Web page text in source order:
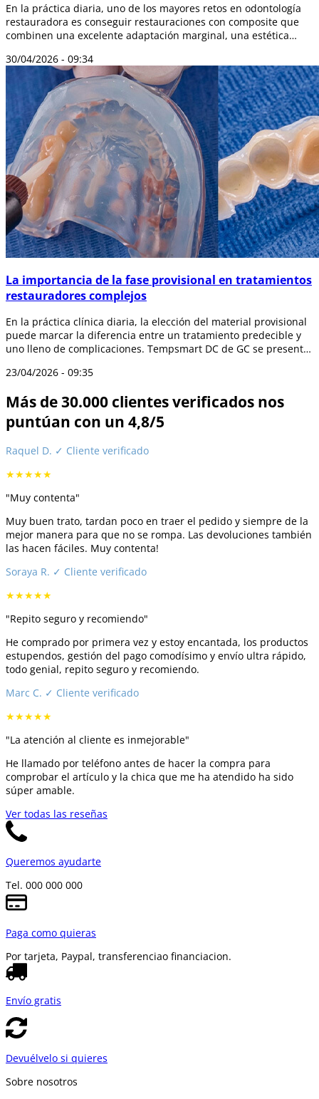
En la práctica diaria, uno de los mayores retos en odontología
restauradora es conseguir restauraciones con composite que
combinen una excelente adaptación marginal, una estética
30/04/2026 - 09:34
La importancia de la fase provisional en tratamientos
restauradores complejos
En la práctica clínica diaria, la elección del material provisional
puede marcar la diferencia entre un tratamiento predecible y
uno lleno de complicaciones. Tempsmart DC de GC se presenta
23/04/2026 - 09:35
Más de 30.000 clientes verificados nos
puntúan con un 4,8/5
Raquel D. ✓ Cliente verificado
★★★★★
"Muy contenta"
Muy buen trato, tardan poco en traer el pedido y siempre de la
mejor manera para que no se rompa. Las devoluciones también
las hacen fáciles. Muy contenta!
Soraya R. ✓ Cliente verificado
★★★★★
"Repito seguro y recomiendo"
He comprado por primera vez y estoy encantada, los productos
estupendos, gestión del pago comodísimo y envío ultra rápido,
todo genial, repito seguro y recomiendo.
Marc C. ✓ Cliente verificado
★★★★★
"La atención al cliente es inmejorable"
He llamado por teléfono antes de hacer la compra para
comprobar el artículo y la chica que me ha atendido ha sido
súper amable.
Ver todas las reseñas
Queremos ayudarte
Tel. 000 000 000
Paga como quieras
Por tarjeta, Paypal, transferenciao financiacion.
Envío gratis
Devuélvelo si quieres
Sobre nosotros